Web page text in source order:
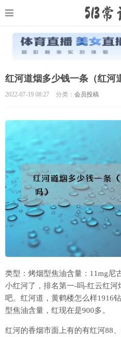
红河道烟多少钱一条（红河
2022-07-19 08:27 分类： 会员投稿
类型：烤烟型焦油含量：11mg尼
小红河了，排名第一-吗-红云红
吧。红河道，黄鹤楼怎么样1916
型焦油含量，红现在是900多。
红河的香烟市面上有的有红河88